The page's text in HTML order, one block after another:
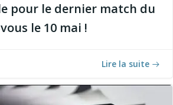
pour le dernier match du
le 10 mai !
Lire la suite